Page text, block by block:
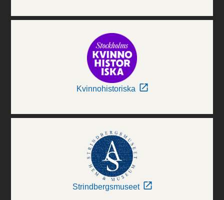
Kvinnohistoriska
Strindbergsmuseet